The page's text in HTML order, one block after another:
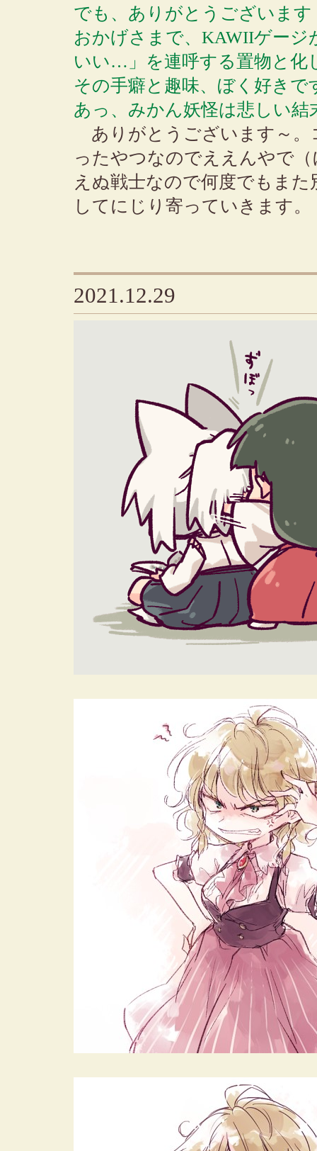
でも、ありがとうございます
おかげさまで、KAWIIゲー
いい…」を連呼する置物と化
その手癖と趣味、ぼく好きで
あっ、みかん妖怪は悲しい
ありがとうございます～。
ったやつなのでええんやで
えぬ戦士なので何度でもま
してにじり寄っていきます。
2021.12.29